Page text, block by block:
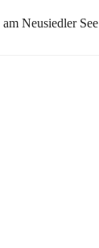
Neusiedler See